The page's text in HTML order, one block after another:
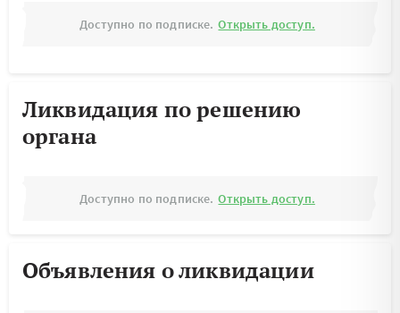
Доступно по подписке. Открыть доступ.
Ликвидация по решению
органа
Доступно по подписке. Открыть доступ.
Объявления о ликвидации